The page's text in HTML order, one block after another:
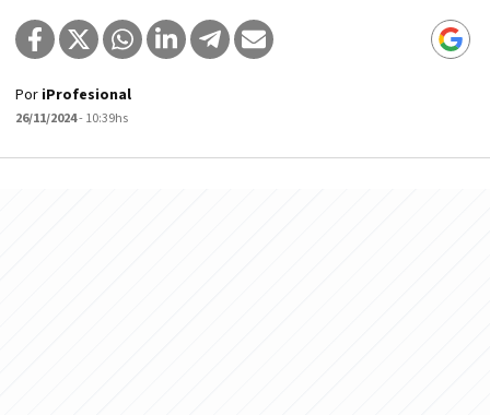
Por iProfesional
26/11/2024- 10:39hs